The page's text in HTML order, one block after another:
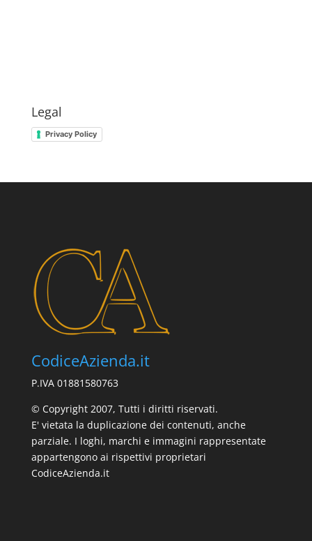
Legal
Privacy Policy
CodiceAzienda.it
P.IVA 01881580763
© Copyright 2007, Tutti i diritti riservati.
E' vietata la duplicazione dei contenuti, anche
parziale. I loghi, marchi e immagini rappresentate
appartengono ai rispettivi proprietari
CodiceAzienda.it